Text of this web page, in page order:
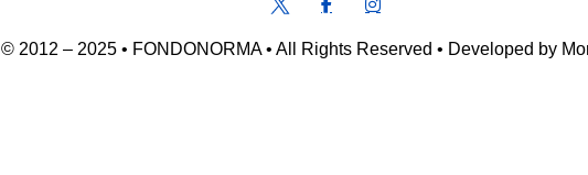
© 2012 – 2025 • FONDONORMA • All Rights Reserved • Developed by